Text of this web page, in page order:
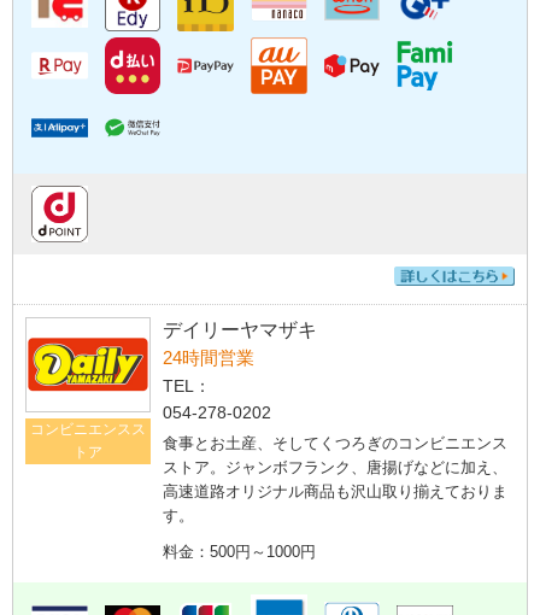
コンビニエンスス
トア
デイリーヤマザキ
24時間営業
TEL：
054-278-0202
食事とお土産、そしてくつろぎのコンビニエンス
ストア。ジャンボフランク、唐揚げなどに加え、
高速道路オリジナル商品も沢山取り揃えておりま
す。
料金：500円～1000円